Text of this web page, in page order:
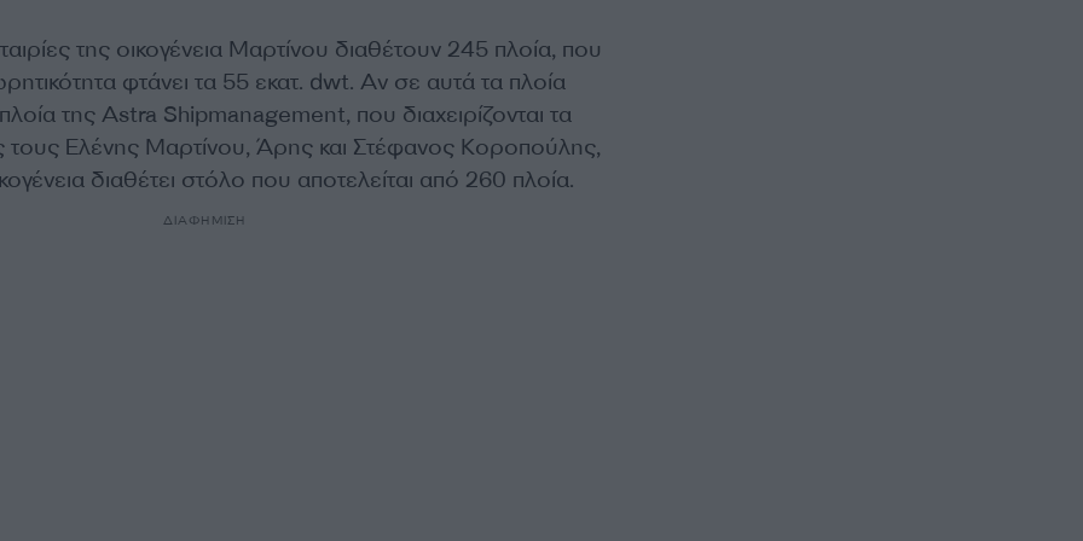
της οικογένεια Μαρτίνου διαθέτουν 245 πλοία, που
φτάνει τα 55 εκατ. dwt. Αν σε αυτά τα πλοία
της Astra Shipmanagement, που διαχειρίζονται τα
τους Ελένης Μαρτίνου, Άρης και Στέφανος Κοροπούλης,
διαθέτει στόλο που αποτελείται από 260 πλοία.
ΔΙΑΦΗΜΙΣΗ